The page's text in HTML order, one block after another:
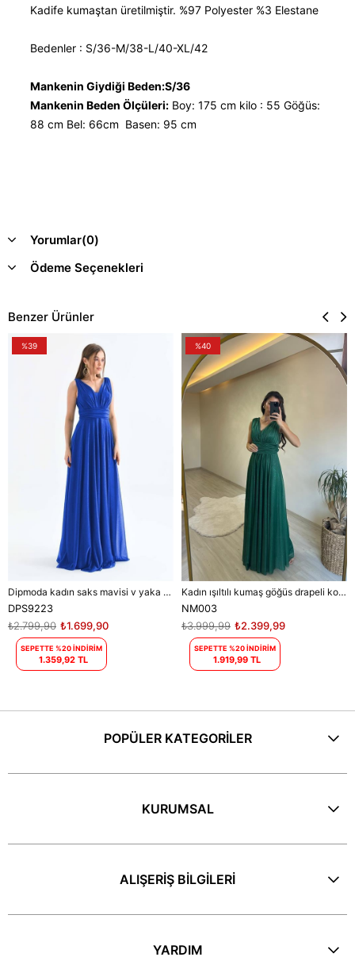
Kadife kumaştan üretilmiştir. %97 Polyester %3 Elestane
Bedenler : S/36-M/38-L/40-XL/42
Mankenin Giydiği Beden:S/36
Mankenin Beden Ölçüleri: Boy: 175 cm kilo : 55 Göğüs:
88 cm Bel: 66cm Basen: 95 cm
Yorumlar(0)
Ödeme Seçenekleri
Benzer Ürünler
Dipmoda kadın saks mavisi v yaka simli tül abiye elbise DPS9223
DPS9223
₺1.699,90
₺2.799,90
SEPETTE %20 İNDİRİM
1.359,92 TL
%39
Kadın ışıltılı kumaş göğüs drapeli kolsuz elbise DPNM003
NM003
₺2.399,99
₺3.999,99
SEPETTE %20 İNDİRİM
1.919,99 TL
%40
POPÜLER KATEGORİLER
KURUMSAL
ALIŞERİŞ BİLGİLERİ
YARDIM